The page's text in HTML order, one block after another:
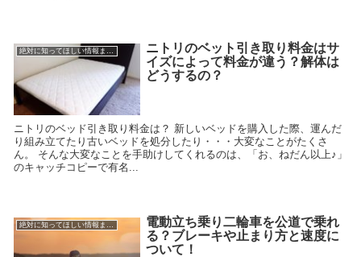
ニトリのベット引き取り料金はサ
イズによって料金が違う？解体は
どうするの？
ニトリのベッド引き取り料金は？ 新しいベッドを購入した際、運んだ
り組み立てたり古いベッドを処分したり・・・大変なことがたくさ
ん。 そんな大変なことを手助けしてくれるのは、「お、ねだん以上♪」
のキャッチコピーで有名...
電動立ち乗り二輪車を公道で乗れ
る？ブレーキや止まり方と速度に
ついて！